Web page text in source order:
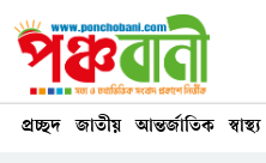
প্রচ্ছদ জাতীয় আন্তর্জাতিক